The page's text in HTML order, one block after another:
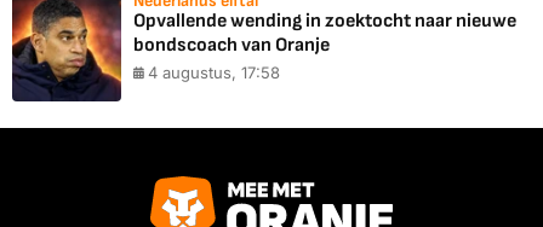
Opvallende wending in zoektocht naar nieuwe
bondscoach van Oranje
4 augustus, 17:58